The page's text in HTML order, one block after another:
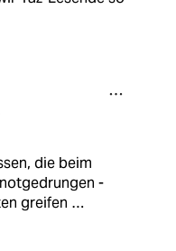
die beim
-
greifen …